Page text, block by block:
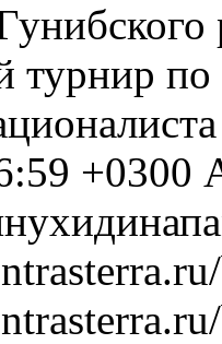
турнир
+0300
нухидина